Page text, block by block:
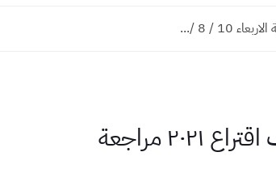
10 / 8 /...
مراجعة